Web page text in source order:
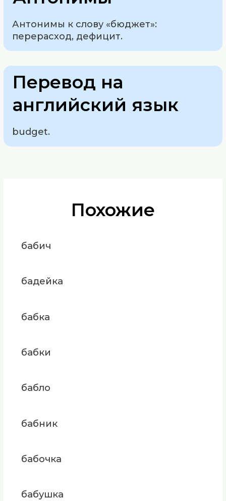
Антонимы к слову «бюджет»:
перерасход, дефицит.
Перевод на
английский язык
budget.
Похожие
бабич
бадейка
бабка
бабки
бабло
бабник
бабочка
бабушка